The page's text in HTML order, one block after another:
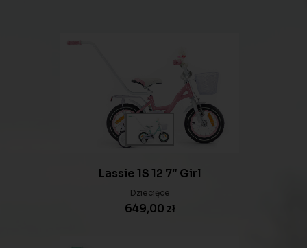
Lassie 1S 12 7″ Girl
Dziecięce
649,00 zł